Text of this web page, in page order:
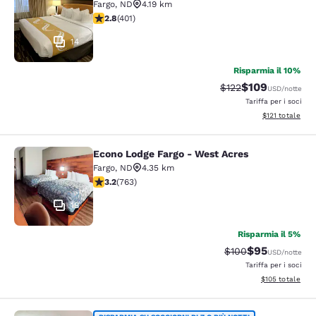
14
Fargo, ND
4.19 km
Valutazione di 2.81 stelle. Discreto. 401 recensioni
2.8(401)
Risparmia il 10%
Tariffa di barratura:
$122Tariffa
$109USD/notte
Tariffa per i soci
Visualizza i
$121 totale
Econo Lodge Fargo - West Acres
19
Econo Lodge Fargo - West Acres
Fargo, ND
4.35 km
Valutazione di 3.19 stelle. Buono. 763 recensioni
3.2(763)
Risparmia il 5%
Tariffa di
$100Tariffa
$95USD/notte
Tariffa per i soci
Visualizza i
$105 totale